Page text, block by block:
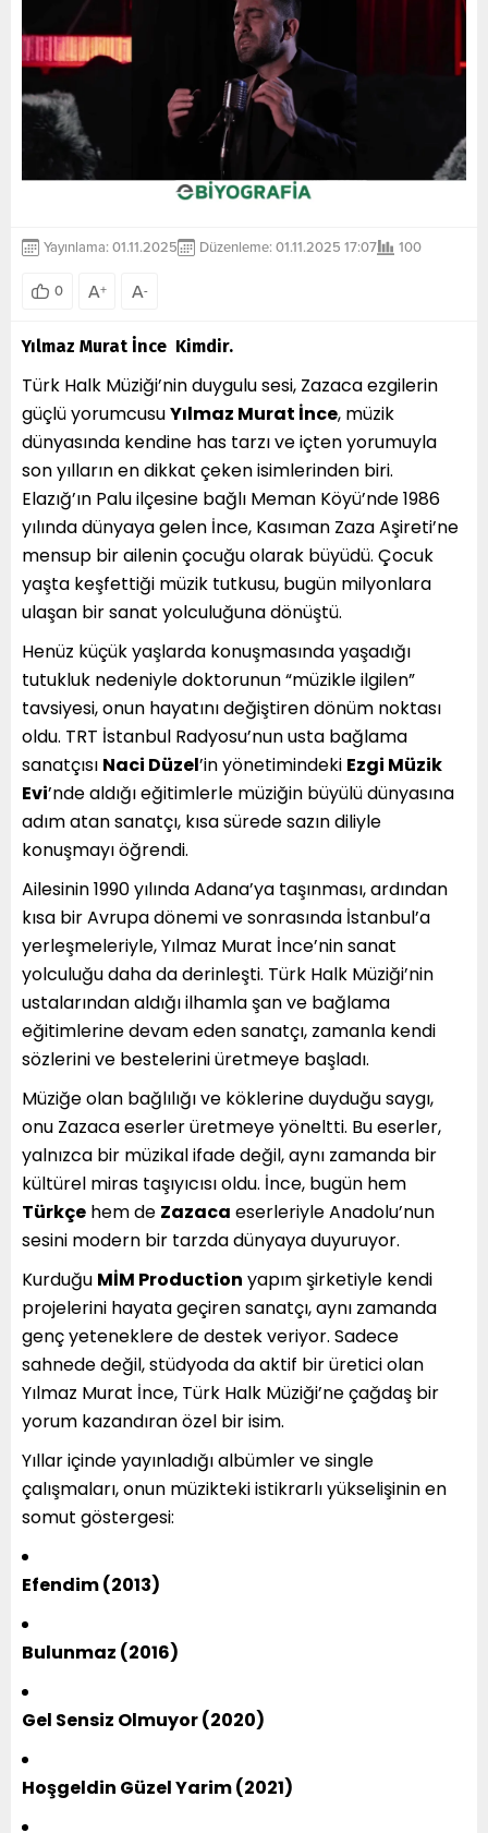
Yayınlama: 01.11.2025 Düzenleme: 01.11.2025 17:07 100
0 A+ A-
Yılmaz Murat İnce Kimdir.
Türk Halk Müziği’nin duygulu sesi, Zazaca ezgilerin
güçlü yorumcusuYılmaz Murat İnce, müzik
dünyasında kendine has tarzı ve içten yorumuyla
son yılların en dikkat çeken isimlerinden biri.
Elazığ’ın Palu ilçesine bağlı Meman Köyü’nde 1986
yılında dünyaya gelen İnce, Kasıman Zaza Aşireti’ne
mensup bir ailenin çocuğu olarak büyüdü. Çocuk
yaşta keşfettiği müzik tutkusu, bugün milyonlara
ulaşan bir sanat yolculuğuna dönüştü.
Henüz küçük yaşlarda konuşmasında yaşadığı
tutukluk nedeniyle doktorunun “müzikle ilgilen”
tavsiyesi, onun hayatını değiştiren dönüm noktası
oldu. TRT İstanbul Radyosu’nun usta bağlama
sanatçısı Naci Düzel’in yönetimindeki Ezgi Müzik
Evi’nde aldığı eğitimlerle müziğin büyülü dünyasına
adım atan sanatçı, kısa sürede sazın diliyle
konuşmayı öğrendi.
Ailesinin 1990 yılında Adana’ya taşınması, ardından
kısa bir Avrupa dönemi ve sonrasında İstanbul’a
yerleşmeleriyle, Yılmaz Murat İnce’nin sanat
yolculuğu daha da derinleşti. Türk Halk Müziği’nin
ustalarından aldığı ilhamla şan ve bağlama
eğitimlerine devam eden sanatçı, zamanla kendi
sözlerini ve bestelerini üretmeye başladı.
Müziğe olan bağlılığı ve köklerine duyduğu saygı,
onu Zazaca eserler üretmeye yöneltti. Bu eserler,
yalnızca bir müzikal ifade değil, aynı zamanda bir
kültürel miras taşıyıcısı oldu. İnce, bugün hem
Türkçe hem de Zazaca eserleriyle Anadolu’nun
sesini modern bir tarzda dünyaya duyuruyor.
Kurduğu MİM Production yapım şirketiyle kendi
projelerini hayata geçiren sanatçı, aynı zamanda
genç yeteneklere de destek veriyor. Sadece
sahnede değil, stüdyoda da aktif bir üretici olan
Yılmaz Murat İnce, Türk Halk Müziği’ne çağdaş bir
yorum kazandıran özel bir isim.
Yıllar içinde yayınladığı albümler ve single
çalışmaları, onun müzikteki istikrarlı yükselişinin en
somut göstergesi:
Efendim (2013)
Bulunmaz (2016)
Gel Sensiz Olmuyor (2020)
Hoşgeldin Güzel Yarim (2021)